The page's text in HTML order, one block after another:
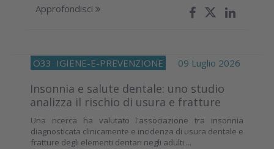
Approfondisci
O33 IGIENE-E-PREVENZIONE 09 Luglio 2026
Insonnia e salute dentale: uno studio
analizza il rischio di usura e fratture
Una ricerca ha valutato l'associazione tra insonnia
diagnosticata clinicamente e incidenza di usura dentale e
fratture degli elementi dentari negli adulti ...